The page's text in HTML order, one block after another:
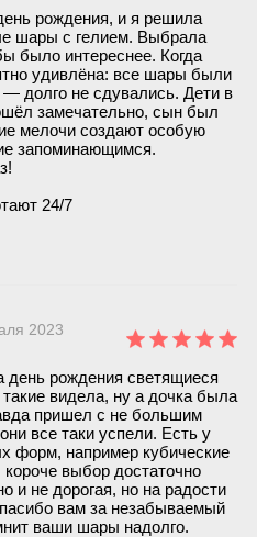
рождения, и я решила
шары с гелием. Выбрала
было интереснее. Когда
удивлёна: все шары были
— долго не сдувались. Дети в
замечательно, сын был
мелочи создают особую
запоминающимся.
24/7
2023
день рождения светящиеся
видела, ну а дочка была
пришел с не большим
все таки успели. Есть у
форм, например кубические
выбор достаточно
и не дорогая, но на радости
вам за незабываемый
ваши шары надолго.